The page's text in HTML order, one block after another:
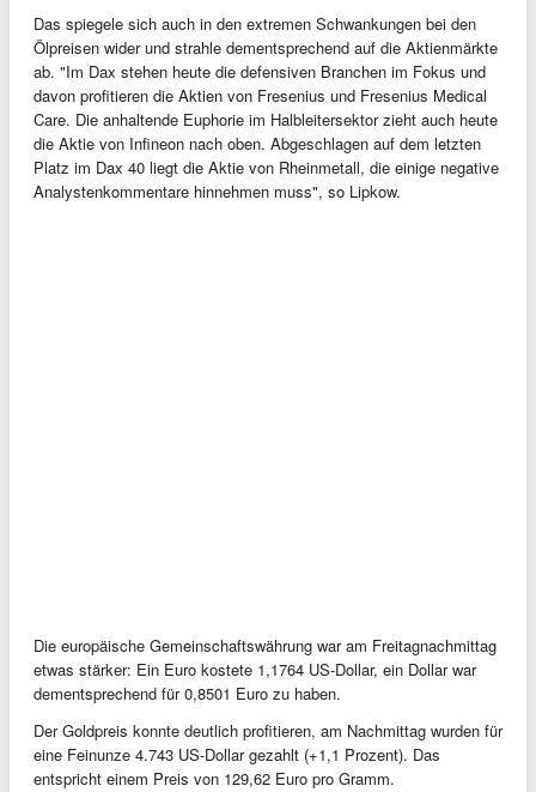
Das spiegele sich auch in den extremen Schwankungen bei den
Ölpreisen wider und strahle dementsprechend auf die Aktienmärkte
ab. "Im Dax stehen heute die defensiven Branchen im Fokus und
davon profitieren die Aktien von Fresenius und Fresenius Medical
Care. Die anhaltende Euphorie im Halbleitersektor zieht auch heute
die Aktie von Infineon nach oben. Abgeschlagen auf dem letzten
Platz im Dax 40 liegt die Aktie von Rheinmetall, die einige negative
Analystenkommentare hinnehmen muss", so Lipkow.
Die europäische Gemeinschaftswährung war am Freitagnachmittag
etwas stärker: Ein Euro kostete 1,1764 US-Dollar, ein Dollar war
dementsprechend für 0,8501 Euro zu haben.
Der Goldpreis konnte deutlich profitieren, am Nachmittag wurden für
eine Feinunze 4.743 US-Dollar gezahlt (+1,1 Prozent). Das
entspricht einem Preis von 129,62 Euro pro Gramm.